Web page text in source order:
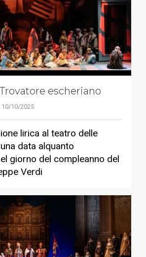
escheriano
10/10/2025
lirica al teatro delle
data alquanto
giorno del compleanno del
Verdi